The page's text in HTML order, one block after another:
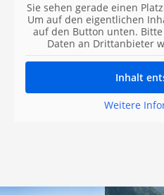
Sie sehen gerade einen
Um auf den eigentlichen
auf den Button unten.
Daten an Drittanbieter
Inhalt
Weitere